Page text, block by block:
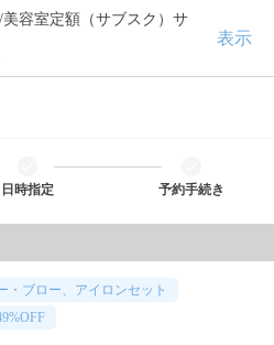
容室定額（サブスク）サ
表示
日時指定 予約手続き
・ブロー、アイロンセット
%OFF